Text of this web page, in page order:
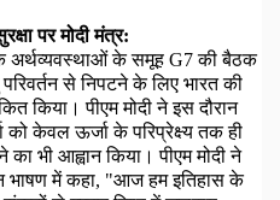
पर मोदी मंत्र:
अर्थव्यवस्थाओं के समूह G7की बैठक
से निपटने के लिए भारत की
किया। पीएम मोदी ने इस दौरान
को केवल ऊर्जा के परिप्रेक्ष्य तक ही
भी आह्वान किया। पीएम मोदी ने
में कहा, "आज हम इतिहास के